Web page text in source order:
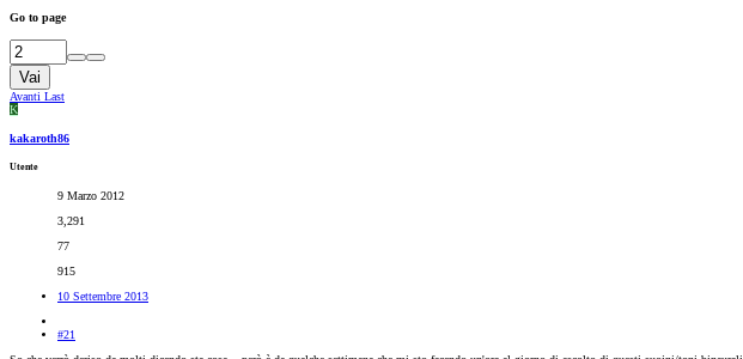
Go to page
Vai
Avanti Last
K
kakaroth86
Utente
9 Marzo 2012
3,291
77
915
10 Settembre 2013
#21